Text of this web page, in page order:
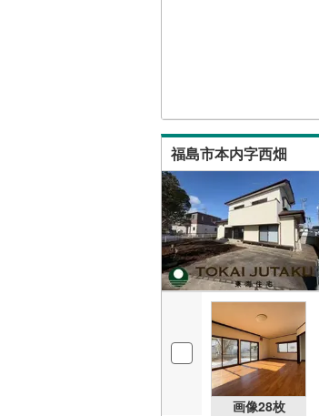
福島市本内字西畑
画像28枚